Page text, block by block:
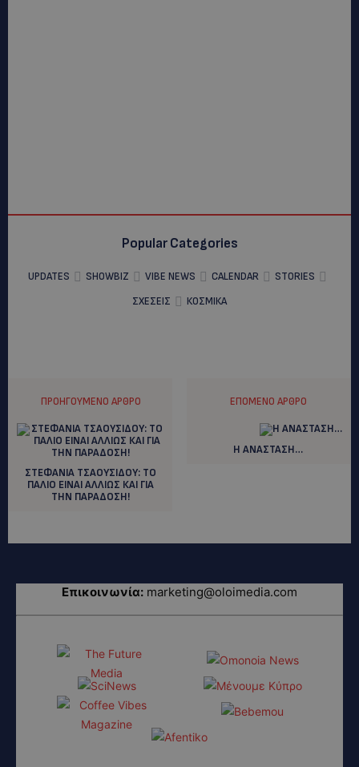
Popular Categories
UPDATES SHOWBIZ VIBE NEWS CALENDAR
STORIES
ΣΧΕΣΕΙΣ
ΚΟΣΜΙΚΑ
ΠΡΟΗΓΟΎΜΕΝΟ ΆΡΘΡΟ
ΣΤΕΦΑΝΙΑ ΤΣΑΟΥΣΙΔΟΥ: ΤΟ
ΠΑΛΙΟ ΕΙΝΑΙ ΑΛΛΙΩΣ ΚΑΙ ΓΙΑ
ΤΗΝ ΠΑΡΑΔΟΣΗ!
ΕΠΌΜΕΝΟ ΆΡΘΡΟ
Η ΑΝΑΣΤΑΣΗ…
Επικοινωνία: marketing@oloimedia.com